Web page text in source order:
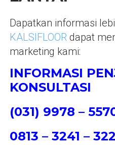
Dapatkan informasi
KALSIFLOOR dapat
marketing kami:
INFORMASI
KONSULTASI
(031) 9978 –
0813 – 3241 –